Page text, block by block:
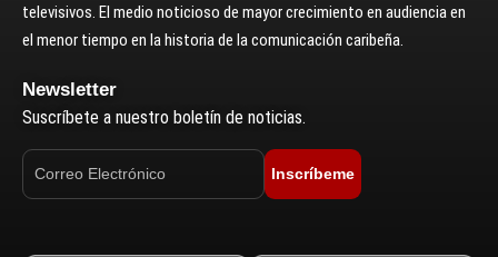
televisivos. El medio noticioso de mayor crecimiento en audiencia en
el menor tiempo en la historia de la comunicación caribeña.
Newsletter
Suscríbete a nuestro boletín de noticias.
Inscríbeme